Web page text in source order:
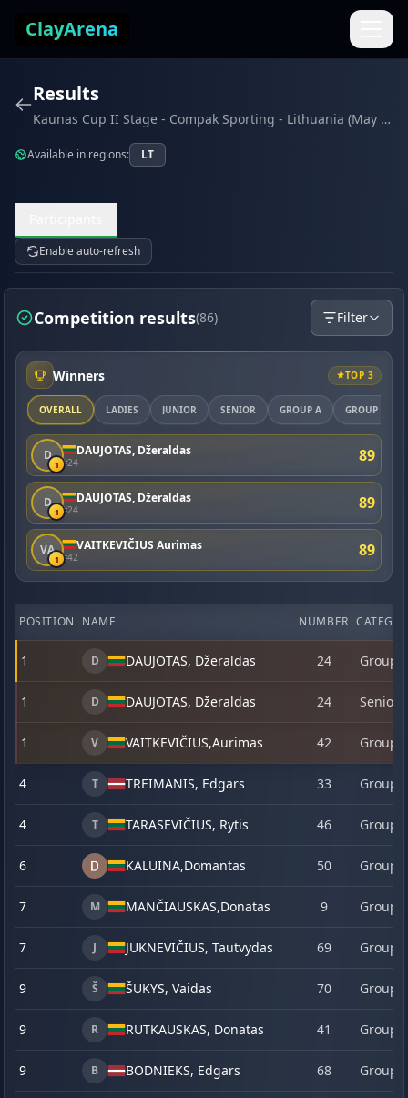
ClayArena
Results
Kaunas Cup II Stage - Compak Sporting - Lithuania (May 2026)
Available in regions: LT
Enable auto-refresh
Competition results(86) Filter
Winners TOP 3
OVERALL LADIES JUNIOR SENIOR GROUP A GROUP B
D
1
DAUJOTAS, Džeraldas
#24 89
D
1
DAUJOTAS, Džeraldas
#24 89
VA
1
VAITKEVIČIUS Aurimas
#42 89
POSITION NAME NUMBER
1 D DAUJOTAS, Džeraldas 24 Group
1 D DAUJOTAS, Džeraldas 24 Senior
1 V VAITKEVIČIUS,Aurimas 42 Group
4 T TREIMANIS, Edgars 33 Group
4 T TARASEVIČIUS, Rytis 46 Group
6 KALUINA,Domantas 50 Group
7 M MANČIAUSKAS,Donatas 9 Group
7 J JUKNEVIČIUS, Tautvydas 69 Group
9 Š ŠUKYS, Vaidas 70 Group
9 R RUTKAUSKAS, Donatas 41 Group
9 B BODNIEKS, Edgars 68 Group